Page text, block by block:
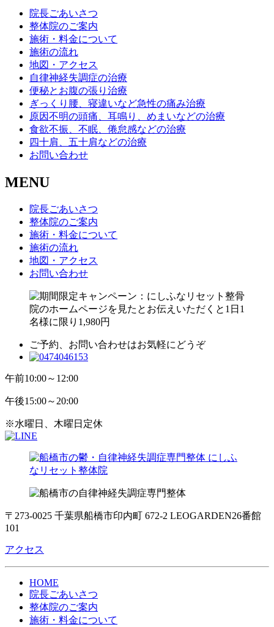
院長ごあいさつ
整体院のご案内
施術・料金について
施術の流れ
地図・アクセス
自律神経失調症の治療
便秘とお腹の張り治療
ぎっくり腰、寝違いなど急性の痛み治療
原因不明の頭痛、耳鳴り、めまいなどの治療
食欲不振、不眠、倦怠感などの治療
四十肩、五十肩などの治療
お問い合わせ
MENU
院長ごあいさつ
整体院のご案内
施術・料金について
施術の流れ
地図・アクセス
お問い合わせ
ご予約、お問い合わせはお気軽にどうぞ
午前10:00～12:00
午後15:00～20:00
※水曜日、木曜日定休
〒273-0025 千葉県船橋市印内町 672-2 LEOGARDEN26番館
101
アクセス
HOME
院長ごあいさつ
整体院のご案内
施術・料金について